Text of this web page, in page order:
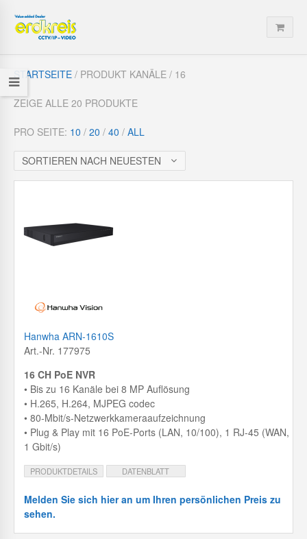
STARTSEITE / PRODUKT KANÄLE / 16
ZEIGE ALLE 20 PRODUKTE
PRO SEITE: 10 / 20 / 40 / ALL
SORTIEREN NACH NEUESTEN
Hanwha ARN-1610S
Art.-Nr. 177975
16 CH PoE NVR
• Bis zu 16 Kanäle bei 8 MP Auflösung
• H.265, H.264, MJPEG codec
• 80-Mbit/s-Netzwerkkameraaufzeichnung
• Plug & Play mit 16 PoE-Ports (LAN, 10/100), 1 RJ-45 (WAN,
1 Gbit/s)
PRODUKTDETAILS DATENBLATT
Melden Sie sich hier an um Ihren persönlichen Preis zu
sehen.